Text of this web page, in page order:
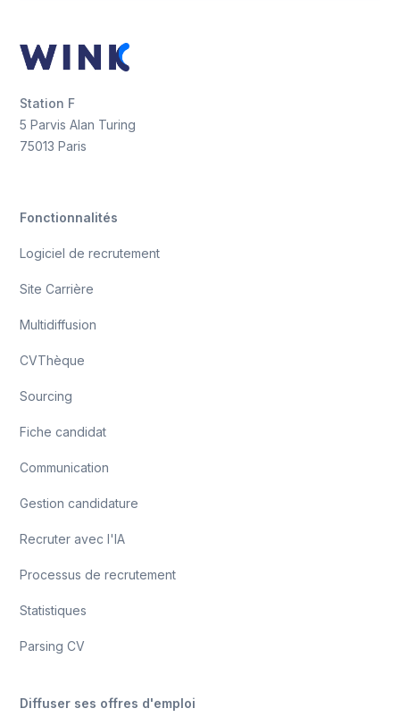
Station F
5 Parvis Alan Turing
75013 Paris
Fonctionnalités
Logiciel de recrutement
Site Carrière
Multidiffusion
CVThèque
Sourcing
Fiche candidat
Communication
Gestion candidature
Recruter avec l'IA
Processus de recrutement
Statistiques
Parsing CV
Diffuser ses offres d'emploi